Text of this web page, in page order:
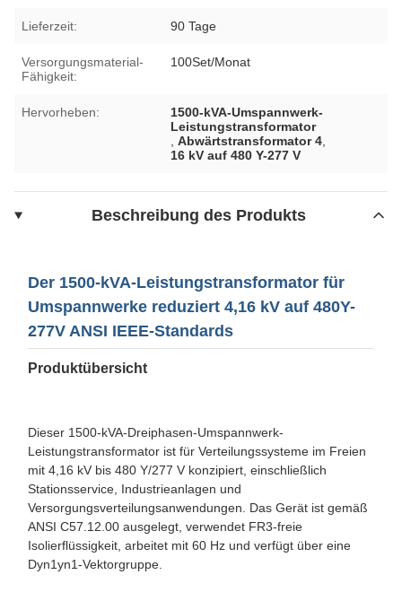
Lieferzeit: 90 Tage
Versorgungsmaterial-
Fähigkeit:
100Set/Monat
Hervorheben:
1500-kVA-Umspannwerk-
Leistungstransformator
,Abwärtstransformator 4
16 kV auf 480 Y-277 V
Beschreibung des Produkts
Der 1500-kVA-Leistungstransformator für
Umspannwerke reduziert 4,16 kV auf 480Y-
277V ANSI IEEE-Standards
Produktübersicht
Dieser 1500-kVA-Dreiphasen-Umspannwerk-
Leistungstransformator ist für Verteilungssysteme im Freien
mit 4,16 kV bis 480 Y/277 V konzipiert, einschließlich
Stationsservice, Industrieanlagen und
Versorgungsverteilungsanwendungen. Das Gerät ist gemäß
ANSI C57.12.00 ausgelegt, verwendet FR3-freie
Isolierflüssigkeit, arbeitet mit 60 Hz und verfügt über eine
Dyn1yn1-Vektorgruppe.